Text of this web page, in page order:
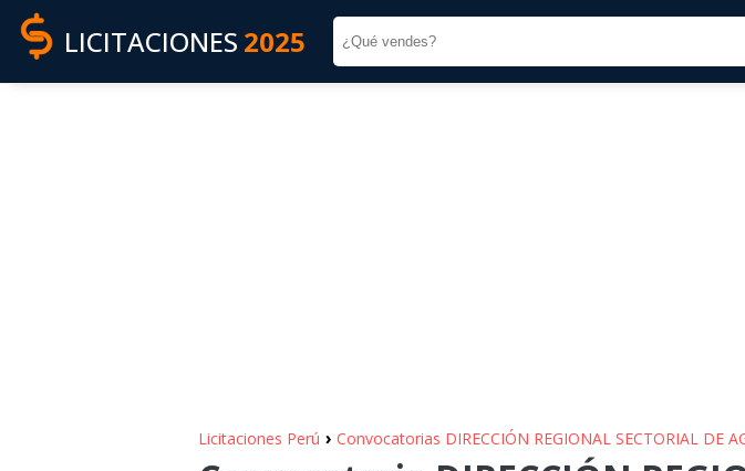
LICITACIONES 2025
Licitaciones Perú › Convocatorias DIRECCIÓN REGIONAL SECTORIAL DE